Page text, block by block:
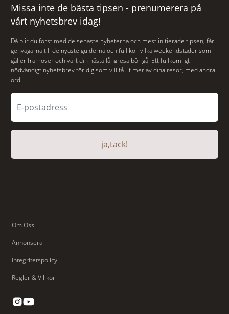
Missa inte de bästa tipsen - prenumerera på
vårt nyhetsbrev idag!
Då blir du först med de senaste nyheterna och mest initierade tipsen, får
genvägarna till de nyaste guiderna och full koll vilka weekendstäder som
gäller framöver och vart din nästa långresa bör gå. Ett fullkomligt
nödvändigt nyhetsbrev för dig som vill få ut mer av dina resor, med andra
ord.
ja,tack!
Om Oss
Annonsera
Integritetspolicy
Regler & Villkor